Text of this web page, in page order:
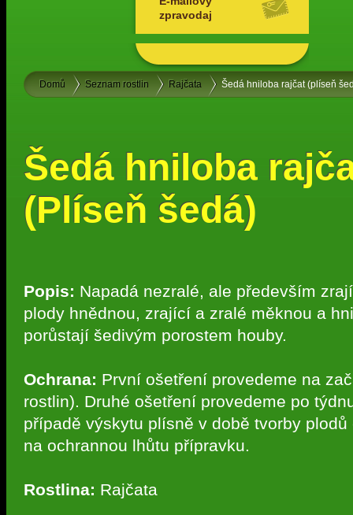
zpravodaj
Domů Seznam rostlin Rajčata Šedá hniloba rajčat (plíseň
Šedá hniloba
(Plíseň šedá)
Popis: Napadá nezralé, ale především
plody hnědnou, zrající a zralé měknou a
porůstají šedivým porostem houby.
Ochrana: První ošetření provedeme na
rostlin). Druhé ošetření provedeme po
případě výskytu plísně v době tvorby
na ochrannou lhůtu přípravku.
Rostlina: Rajčata